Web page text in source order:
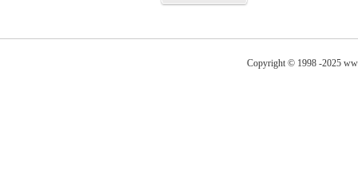
Copyright © 1998 -2025